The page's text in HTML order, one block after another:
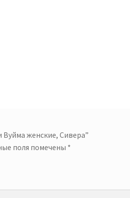
женские, Сивера”
поля помечены *